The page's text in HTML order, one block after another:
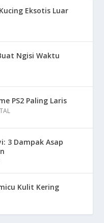
Eksotis Luar
Ngisi Waktu
PS2 Paling Laris
3 Dampak Asap
Kulit Kering